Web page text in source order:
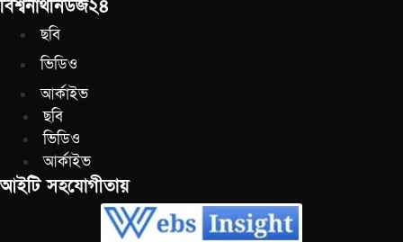
বিশ্বনাথনিউজ২৪
ছবি
ভিডিও
আর্কাইভ
ছবি
ভিডিও
আর্কাইভ
আইটি সহযোগীতায়